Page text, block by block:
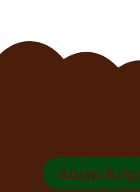
روابط سريعة